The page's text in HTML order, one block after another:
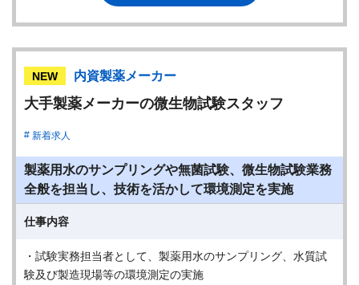
NEW 内資製薬メーカー
大手製薬メーカーの微生物試験スタッフ
新着求人
製薬用水のサンプリングや無菌試験、微生物試験業務
全般を担当し、技術を活かして環境測定を実施
仕事内容
・試験実務担当者として、製薬用水のサンプリング、水質試
験及び製造現場等の環境測定の実施